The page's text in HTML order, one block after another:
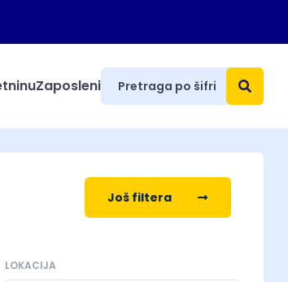
Zaposleni
Još filtera
LOKACIJA